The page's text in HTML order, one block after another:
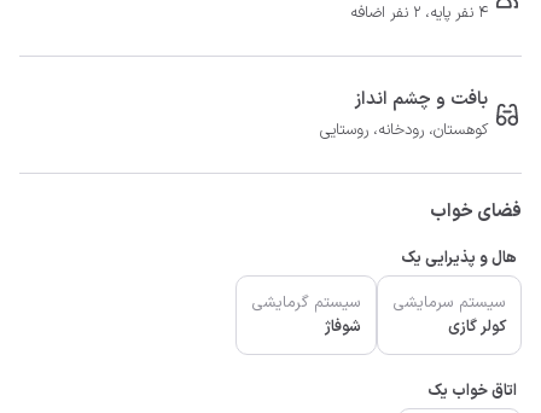
4 نفر پایه، 2 نفر اضافه
بافت و چشم انداز
کوهستان، رودخانه، روستایی
فضای خواب
هال و پذیرایی یک
سیستم سرمایشی
کولر گازی
سیستم گرمایشی
شوفاژ
اتاق خواب یک